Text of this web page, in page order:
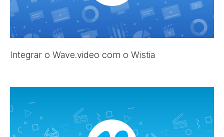
Integrar o Wave.video com o Wistia